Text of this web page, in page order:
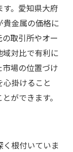
セット
貨購入ガイ
。愛知県大府
金属の価格に
取引所やオー
対比で有利に
場の位置づけ
掛けること
ができます。
根付いていま